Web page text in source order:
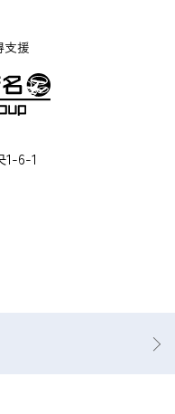
支援
6-1